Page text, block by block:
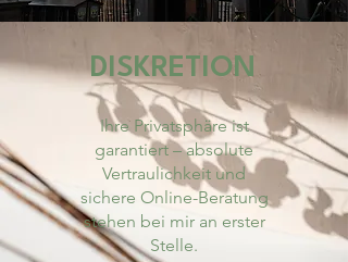
DISKRETION
Ihre Privatsphäre ist
garantiert – absolute
Vertraulichkeit und
sichere Online-Beratung
stehen bei mir an erster
Stelle.